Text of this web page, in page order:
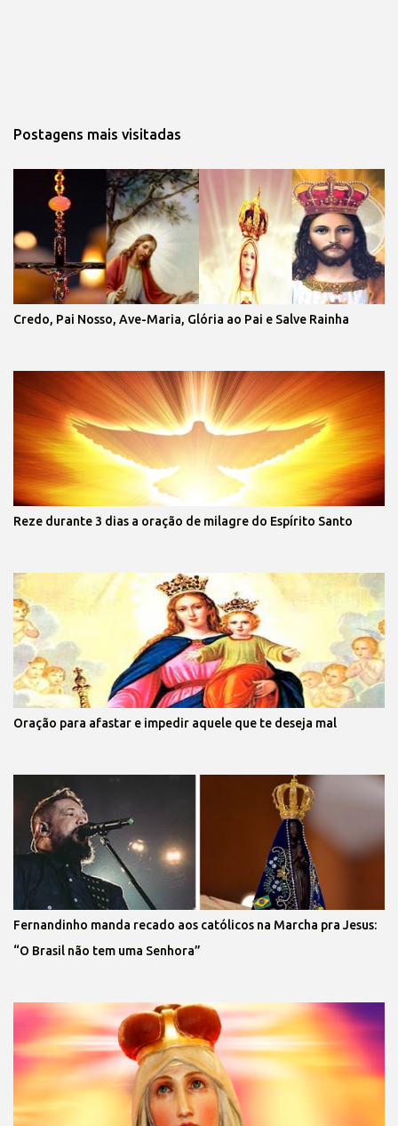
Postagens mais visitadas
Credo, Pai Nosso, Ave-Maria, Glória ao Pai e Salve Rainha
Reze durante 3 dias a oração de milagre do Espírito Santo
Oração para afastar e impedir aquele que te deseja mal
Fernandinho manda recado aos católicos na Marcha pra Jesus:
“O Brasil não tem uma Senhora”